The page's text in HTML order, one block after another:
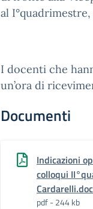
al
I docenti che
un’ora di
Documenti
Indicazioni
colloqui
pdf - 244 kb